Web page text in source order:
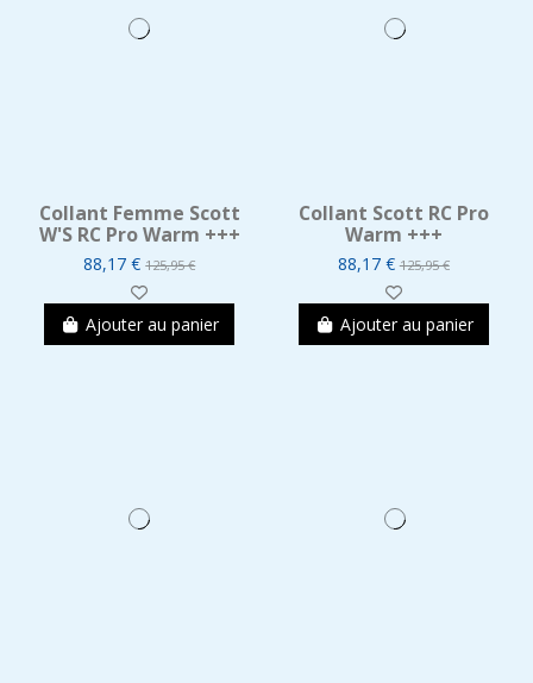
Collant Femme Scott
W'S RC Pro Warm +++
88,17 €125,95 €
Ajouter au panier
Collant Scott RC Pro
Warm +++
88,17 €125,95 €
Ajouter au panier